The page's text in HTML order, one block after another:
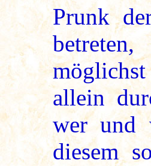
Prunk
allein
wer und
diesem